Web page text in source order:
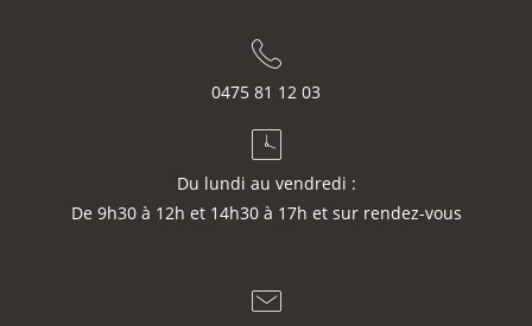
0475 81 12 03
Du lundi au vendredi :
De 9h30 à 12h et 14h30 à 17h et sur rendez-vous